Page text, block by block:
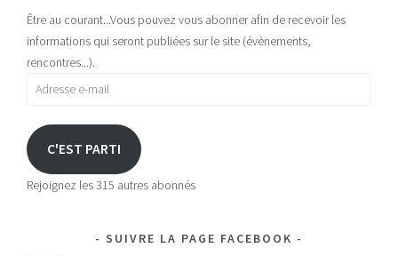
Être au courant...Vous pouvez vous abonner afin de recevoir les
informations qui seront publiées sur le site (évènements,
rencontres...).
Adresse
mail
C'EST PARTI
Rejoignez les 315 autres abonnés
SUIVRE LA PAGE FACEBOOK